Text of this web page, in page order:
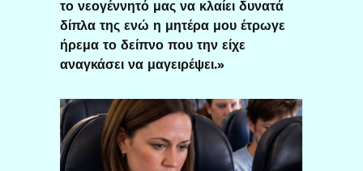
το νεογέννητό μας να κλαίει δυνατά
δίπλα της ενώ η μητέρα μου έτρωγε
ήρεμα το δείπνο που την είχε
αναγκάσει να μαγειρέψει.»